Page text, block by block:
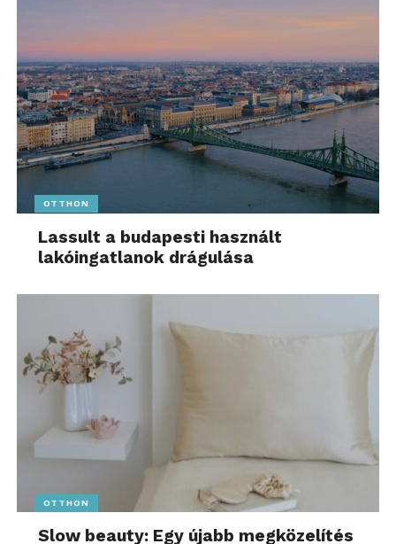
OTTHON
Lassult a budapesti használt
lakóingatlanok drágulása
OTTHON
Slow beauty: Egy újabb megközelítés